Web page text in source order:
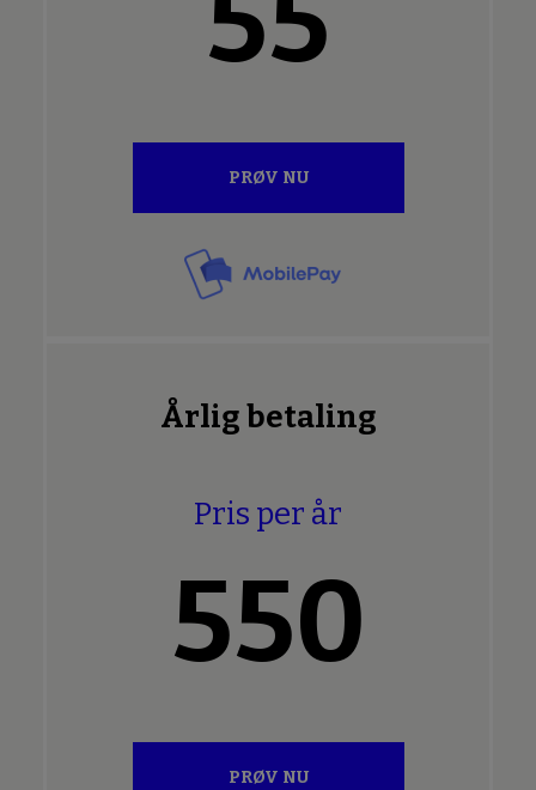
PRØV NU
Årlig betaling
Pris per år
550
PRØV NU